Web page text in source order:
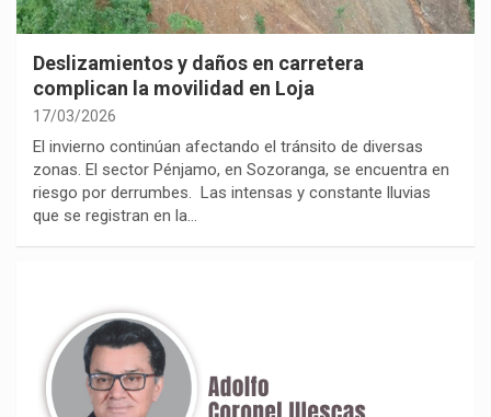
Deslizamientos y daños en carretera
complican la movilidad en Loja
17/03/2026
El invierno continúan afectando el tránsito de diversas
zonas. El sector Pénjamo, en Sozoranga, se encuentra en
riesgo por derrumbes. Las intensas y constante lluvias
que se registran en la…